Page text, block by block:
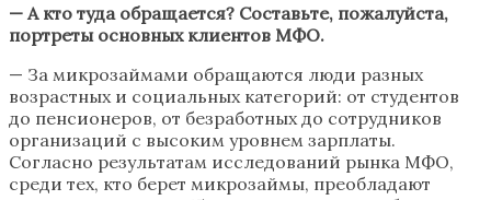
— А кто туда обращается? Составьте, пожалуйста,
портреты основных клиентов МФО.
— За микрозаймами обращаются люди разных
возрастных и социальных категорий: от студентов
до пенсионеров, от безработных до сотрудников
организаций с высоким уровнем зарплаты.
Согласно результатам исследований рынка МФО,
среди тех, кто берет микрозаймы, преобладают